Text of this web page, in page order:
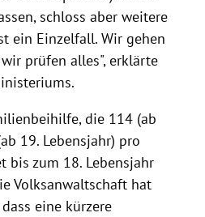
schloss aber weitere
ein Einzelfall. Wir gehen
prüfen alles", erklärte
die 114 (ab
19. Lebensjahr) pro
bis zum 18. Lebensjahr
Volksanwaltschaft hat
eine kürzere